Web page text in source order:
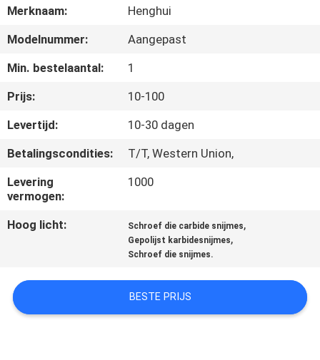
ONGEVEER
ONS
KWALITEITSCONTROLE
CONTACTEER
ONS
VERZOEK
OM EEN
Merknaam:
Henghui
Modelnummer:
Aangepast
Min. bestelaantal:
1
Prijs:
10-100
Levertijd:
10-30 dagen
Betalingscondities:
T/T, Western Union,
Levering
vermogen:
1000
Hoog licht: Schroef die carbide snijmes,
Gepolijst karbidesnijmes,
Schroef die snijmes.
BESTE PRIJS